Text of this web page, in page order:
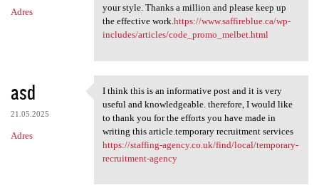
Adres
your style. Thanks a million and please keep up
the effective work.https://www.saffireblue.ca/wp-
includes/articles/code_promo_melbet.html
asd
21.05.2025
Adres
I think this is an
I think this is an informative post and it is very
useful and knowledgeable. therefore, I would like
to thank you for the efforts you have made in
writing this article.temporary recruitment services
https://staffing-agency.co.uk/find/local/temporary-
recruitment-agency